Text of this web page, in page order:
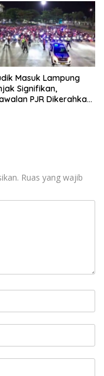
Masuk Lampung
Signifikan,
PJR Dikerahkan,
Ruas yang wajib